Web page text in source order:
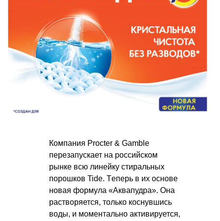
Компания Procter & Gamble
перезапускает на российском
рынке всю линейку стиральных
порошков Tide. Tеперь в их основе
новая формула «Аквапудра». Она
растворяется, только коснувшись
воды, и моментально активируется,